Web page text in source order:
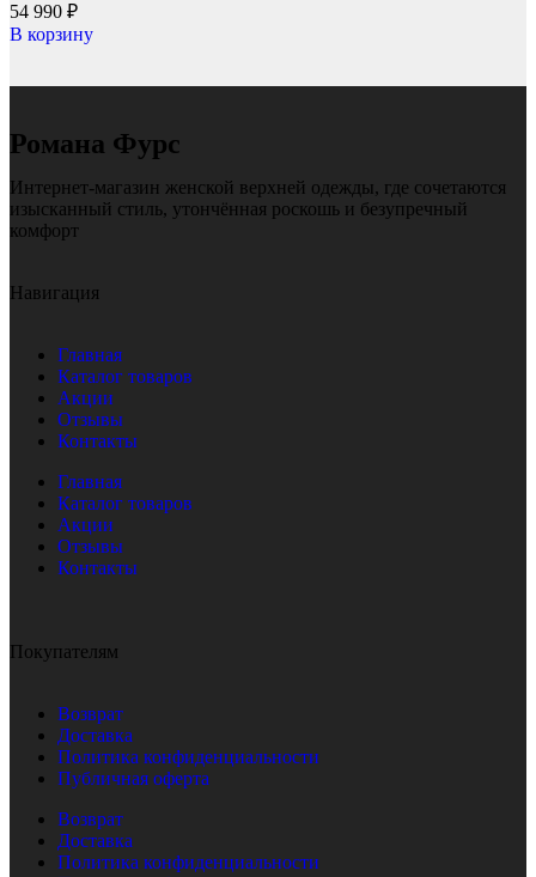
54 990 ₽
В корзину
Романа Фурс
Интернет-магазин женской верхней одежды, где сочетаются
изысканный стиль, утончённая роскошь и безупречный
комфорт
Навигация
Главная
Каталог товаров
Акции
Отзывы
Контакты
Главная
Каталог товаров
Акции
Отзывы
Контакты
Покупателям
Возврат
Доставка
Политика конфиденциальности
Публичная оферта
Возврат
Доставка
Политика конфиденциальности